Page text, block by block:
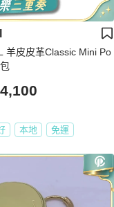
羊皮皮革Classic Mini Po
本地 免運